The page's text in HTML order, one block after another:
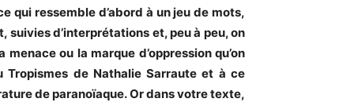
qui ressemble d’abord à un jeu de mots,
d’interprétations et, peu à peu, on
ou la marque d’oppression qu’on
de Nathalie Sarraute et à ce
de paranoïaque. Or dans votre texte,